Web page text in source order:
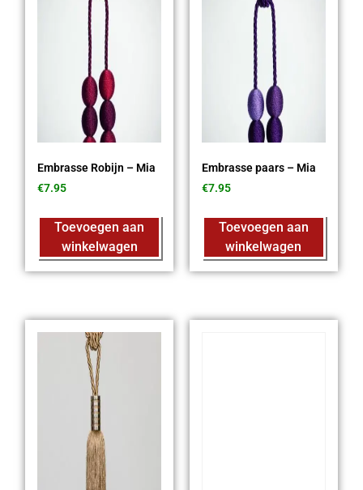
Embrasse Robijn – Mia
€7.95
Toevoegen aan
winkelwagen
Embrasse paars – Mia
€7.95
Toevoegen aan
winkelwagen